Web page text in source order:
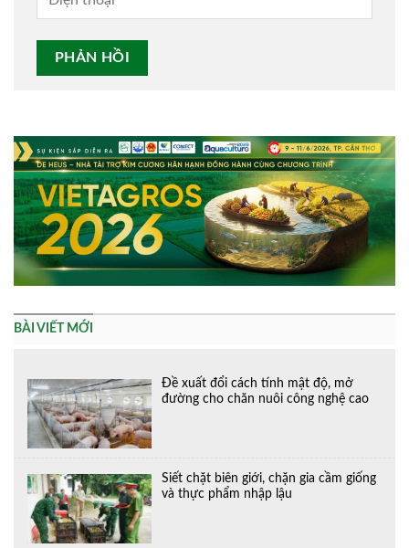
BÀI VIẾT MỚI
Đề xuất đổi cách tính mật độ, mở
đường cho chăn nuôi công nghệ cao
Siết chặt biên giới, chặn gia cầm giống
và thực phẩm nhập lậu